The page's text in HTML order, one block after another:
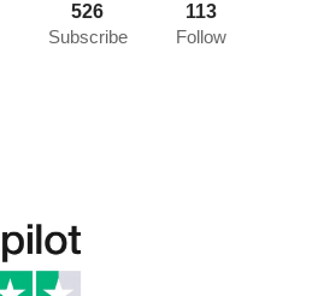
526
Subscribe
113
Follow